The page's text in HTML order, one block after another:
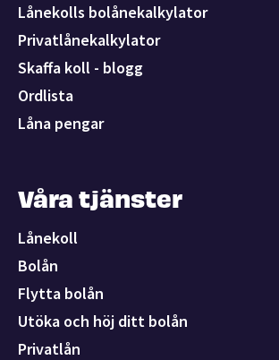
Lånekolls bolånekalkylator
Privatlånekalkylator
Skaffa koll - blogg
Ordlista
Låna pengar
Våra tjänster
Lånekoll
Bolån
Flytta bolån
Utöka och höj ditt bolån
Privatlån